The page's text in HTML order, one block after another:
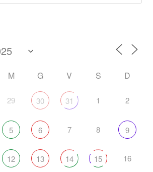
M G V S D
29 30 31 1 2
5 6 7 8 9
12 13 14 15 16